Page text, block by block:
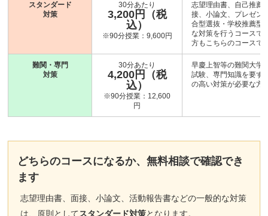
スタンダード
対策
30分あたり
3,200円（税
込）
※90分授業：9,600円
志望理由書、自己推薦
接、小論文、プレゼン
合型選抜・学校推薦型
な対策を行うコースで
方もこちらのコースで
難関・専門
対策
30分あたり
4,200円（税
込）
※90分授業：12,600
円
早慶上智等の難関大学
試験、専門知識を要す
の高い対策が必要な方
どちらのコースになるか、無料相談で確認でき
ます
志望理由書、面接、小論文、活動報告書などの一般的な対策
は、原則としてスタンダード対策となります。